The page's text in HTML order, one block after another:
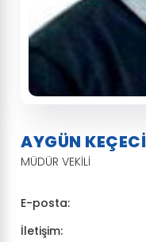
AYGÜN KEÇECİ
MÜDÜR VEKİLİ
E-posta:
İletişim: